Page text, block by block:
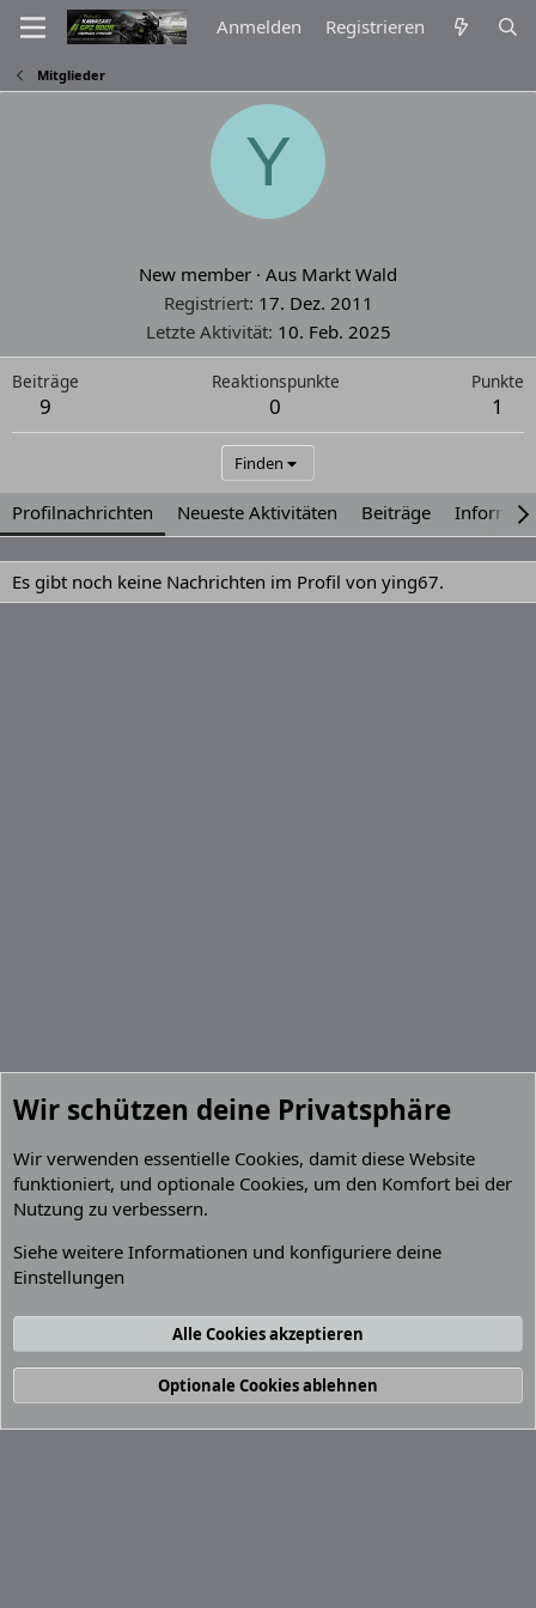
Anmelden Registrieren
Mitglieder
Y
New member · Aus Markt Wald
Registriert 17. Dez. 2011
Letzte Aktivität 10. Feb. 2025
Beiträge
9
Reaktionspunkte
0
Punkte
1
Finden
Profilnachrichten Neueste Aktivitäten Beiträge
Es gibt noch keine Nachrichten im Profil von ying67.
Cookies
Kontakt
Nutzungsbedingungen
Datenschutz
R
S
S
Community platform by XenForo
© 2010-2026 XenForo Ltd.
Breite
Abfragen 13 Zeit 0.0663s Max. Speicher 4.33MB
Wir schützen deine Privatsphäre
Wir verwenden essentielle Cookies, damit diese Website
funktioniert, und optionale Cookies, um den Komfort bei der
Nutzung zu verbessern.
Siehe weitere Informationen und konfiguriere deine
Einstellungen
Alle Cookies akzeptieren
Optionale Cookies ablehnen